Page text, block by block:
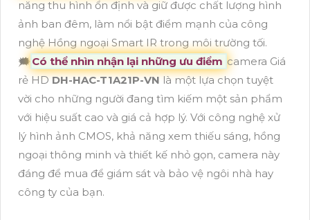
năng thu hình ổn định và giữ được chất lượng hình
ảnh ban đêm, làm nổi bật điểm mạnh của công
nghệ Hồng ngoại Smart IR trong môi trường tối.
🗯️Có thể nhìn nhận lại những ưu điểm camera Giá
rẻ HDDH-HAC-T1A21P-VNlà một lựa chọn tuyệt
vời cho những người đang tìm kiếm một sản phẩm
với hiệu suất cao và giá cả hợp lý. Với công nghệ xử
lý hình ảnh CMOS, khả năng xem thiếu sáng, hồng
ngoại thông minh và thiết kế nhỏ gọn, camera này
đáng để mua để giám sát và bảo vệ ngôi nhà hay
công ty của bạn.